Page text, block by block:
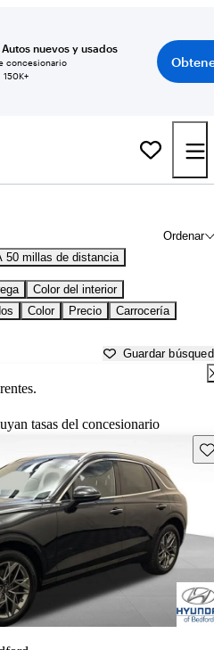
nuevos y usados
concesionario
150K+
Ordenar
50 millas de distancia
Color del interior
Color Precio
Carrocería
Guardar
tasas del concesionario